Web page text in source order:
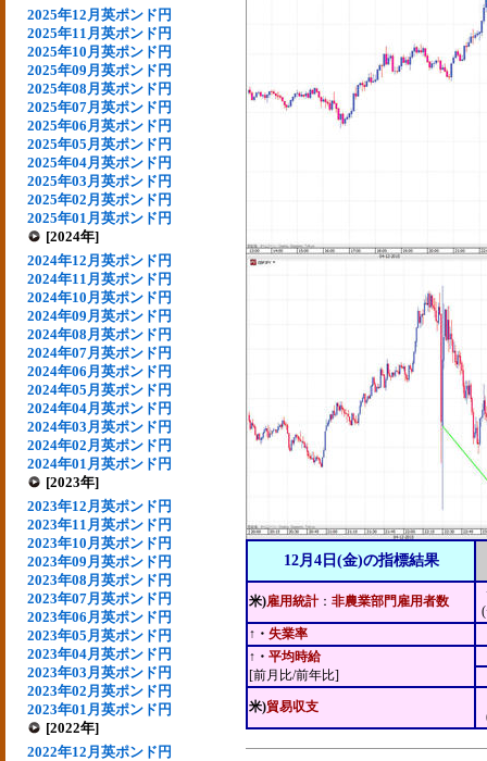
2025年12月英ポンド円
2025年11月英ポンド円
2025年10月英ポンド円
2025年09月英ポンド円
2025年08月英ポンド円
2025年07月英ポンド円
2025年06月英ポンド円
2025年05月英ポンド円
2025年04月英ポンド円
2025年03月英ポンド円
2025年02月英ポンド円
2025年01月英ポンド円
[2024年]
2024年12月英ポンド円
2024年11月英ポンド円
2024年10月英ポンド円
2024年09月英ポンド円
2024年08月英ポンド円
2024年07月英ポンド円
2024年06月英ポンド円
2024年05月英ポンド円
2024年04月英ポンド円
2024年03月英ポンド円
2024年02月英ポンド円
2024年01月英ポンド円
[2023年]
2023年12月英ポンド円
2023年11月英ポンド円
2023年10月英ポンド円
2023年09月英ポンド円
2023年08月英ポンド円
2023年07月英ポンド円
2023年06月英ポンド円
2023年05月英ポンド円
2023年04月英ポンド円
2023年03月英ポンド円
2023年02月英ポンド円
2023年01月英ポンド円
[2022年]
2022年12月英ポンド円
12月4日(金)の指標結果
米)雇用統計： 非農業部門雇用者数
↑・ 失業率
↑・ 平均時給
[前月比/前年比]
米)貿易収支